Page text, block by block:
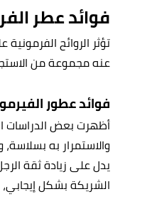
فوائد عطر
تؤثر الروائح
عنه مجموعة من
فوائد عطور
أظهرت بعض الدراسات
والاستمرار به
يدل على زيادة ثقة
الشريكة بشكل إيجابي،